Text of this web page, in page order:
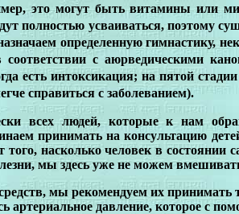
это могут быть витамины или
полностью усваиваться, поэтому
определенную гимнастику,
с аюрведическими
есть интоксикация; на пятой
справиться с заболеванием).
всех людей, которые к нам
принимать на консультацию
того, насколько человек в состоянии
мы здесь уже не можем
мы рекомендуем их принимать
артериальное давление, которое с